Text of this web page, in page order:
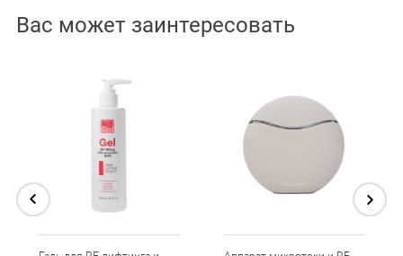
Вас может заинтересовать